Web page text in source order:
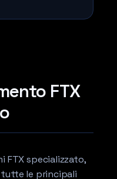
FTX
FTX specializzato,
tutte le principali